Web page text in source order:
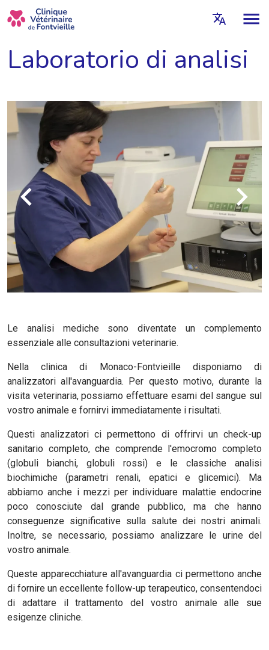
Laboratorio di analisi
Le analisi mediche sono diventate un complemento
essenziale alle consultazioni veterinarie.
Nella clinica di Monaco-Fontvieille disponiamo di
analizzatori all'avanguardia. Per questo motivo, durante la
visita veterinaria, possiamo effettuare esami del sangue sul
vostro animale e fornirvi immediatamente i risultati.
Questi analizzatori ci permettono di offrirvi un check-up
sanitario completo, che comprende l'emocromo completo
(globuli bianchi, globuli rossi) e le classiche analisi
biochimiche (parametri renali, epatici e glicemici). Ma
abbiamo anche i mezzi per individuare malattie endocrine
poco conosciute dal grande pubblico, ma che hanno
conseguenze significative sulla salute dei nostri animali.
Inoltre, se necessario, possiamo analizzare le urine del
vostro animale.
Queste apparecchiature all'avanguardia ci permettono anche
di fornire un eccellente follow-up terapeutico, consentendoci
di adattare il trattamento del vostro animale alle sue
esigenze cliniche.